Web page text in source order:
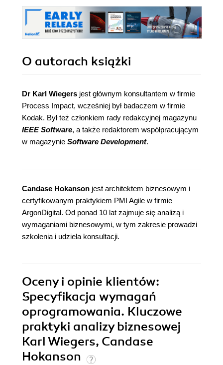
O autorach książki
Dr Karl Wiegers jest głównym konsultantem w firmie
Process Impact, wcześniej był badaczem w firmie
Kodak. Był też członkiem rady redakcyjnej magazynu
IEEE Software, a także redaktorem współpracującym
w magazynie Software Development.
Candase Hokanson jest architektem biznesowym i
certyfikowanym praktykiem PMI Agile w firmie
ArgonDigital. Od ponad 10 lat zajmuje się analizą i
wymaganiami biznesowymi, w tym zakresie prowadzi
szkolenia i udziela konsultacji.
Oceny i opinie klientów:
Specyfikacja wymagań
oprogramowania. Kluczowe
praktyki analizy biznesowej
Karl Wiegers, Candase
Hokanson